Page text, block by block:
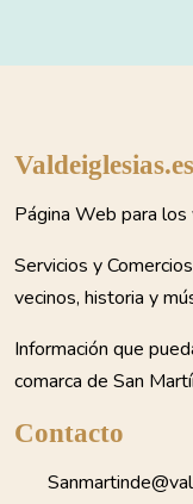
Valdeiglesias.es
Página Web para
Servicios y
vecinos, historia y
Información que
comarca de San
Contacto